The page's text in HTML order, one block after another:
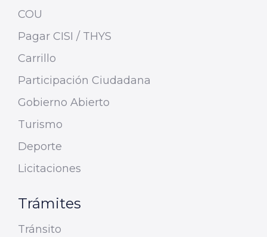
COU
Pagar CISI / THYS
Carrillo
Participación Ciudadana
Gobierno Abierto
Turismo
Deporte
Licitaciones
Trámites
Tránsito